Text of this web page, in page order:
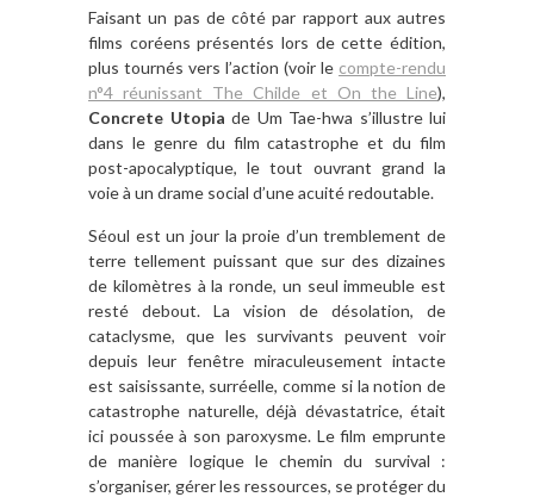
Faisant un pas de côté par rapport aux autres
films coréens présentés lors de cette édition,
plus tournés vers l’action (voir le compte-rendu
n°4 réunissant The Childe et On the Line),
Concrete Utopia de Um Tae-hwa s’illustre lui
dans le genre du film catastrophe et du film
post-apocalyptique, le tout ouvrant grand la
voie à un drame social d’une acuité redoutable.
Séoul est un jour la proie d’un tremblement de
terre tellement puissant que sur des dizaines
de kilomètres à la ronde, un seul immeuble est
resté debout. La vision de désolation, de
cataclysme, que les survivants peuvent voir
depuis leur fenêtre miraculeusement intacte
est saisissante, surréelle, comme si la notion de
catastrophe naturelle, déjà dévastatrice, était
ici poussée à son paroxysme. Le film emprunte
de manière logique le chemin du survival :
s’organiser, gérer les ressources, se protéger du